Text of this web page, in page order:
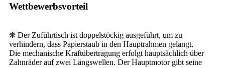
Wettbewerbsvorteil
❋ Der Zuführtisch ist doppelstöckig ausgeführt, um zu
verhindern, dass Papierstaub in den Hauptrahmen gelangt.
Die mechanische Kraftübertragung erfolgt hauptsächlich über
Zahnräder auf zwei Längswellen. Der Hauptmotor gibt seine